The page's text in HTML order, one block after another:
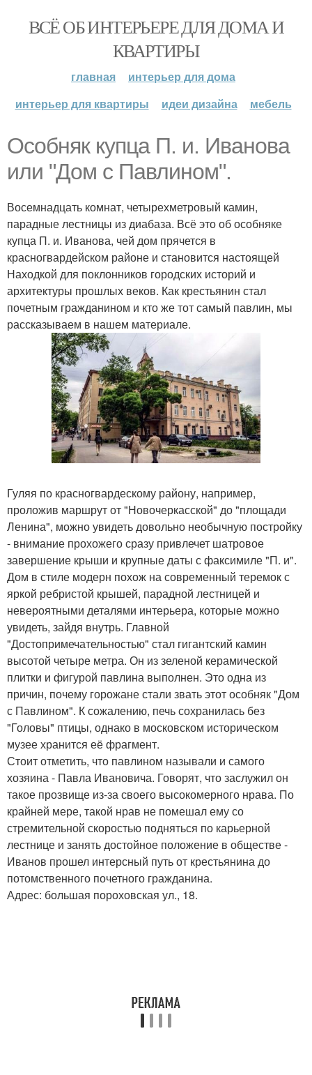
ВСЁ ОБ ИНТЕРЬЕРЕ ДЛЯ ДОМА И
КВАРТИРЫ
главная
интерьер для дома
интерьер для квартиры
идеи дизайна мебель
Особняк купца П. и. Иванова
или "Дом с Павлином".
Восемнадцать комнат, четырехметровый камин,
парадные лестницы из диабаза. Всё это об особняке
купца П. и. Иванова, чей дом прячется в
красногвардейском районе и становится настоящей
Находкой для поклонников городских историй и
архитектуры прошлых веков. Как крестьянин стал
почетным гражданином и кто же тот самый павлин, мы
рассказываем в нашем материале.
Гуляя по красногвардескому району, например,
проложив маршрут от "Новочеркасской" до "площади
Ленина", можно увидеть довольно необычную постройку
- внимание прохожего сразу привлечет шатровое
завершение крыши и крупные даты с факсимиле "П. и".
Дом в стиле модерн похож на современный теремок с
яркой ребристой крышей, парадной лестницей и
невероятными деталями интерьера, которые можно
увидеть, зайдя внутрь. Главной
"Достопримечательностью" стал гигантский камин
высотой четыре метра. Он из зеленой керамической
плитки и фигурой павлина выполнен. Это одна из
причин, почему горожане стали звать этот особняк "Дом
с Павлином". К сожалению, печь сохранилась без
"Головы" птицы, однако в московском историческом
музее хранится её фрагмент.
Стоит отметить, что павлином называли и самого
хозяина - Павла Ивановича. Говорят, что заслужил он
такое прозвище из-за своего высокомерного нрава. По
крайней мере, такой нрав не помешал ему со
стремительной скоростью подняться по карьерной
лестнице и занять достойное положение в обществе -
Иванов прошел интерсный путь от крестьянина до
потомственного почетного гражданина.
Адрес: большая пороховская ул., 18.